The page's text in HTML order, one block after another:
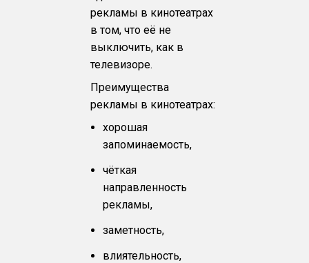
рекламы в кинотеатрах
в том, что её не
выключить, как в
телевизоре.
Преимущества
рекламы в кинотеатрах:
хорошая
запоминаемость,
чёткая
направленность
рекламы,
заметность,
влиятельность,